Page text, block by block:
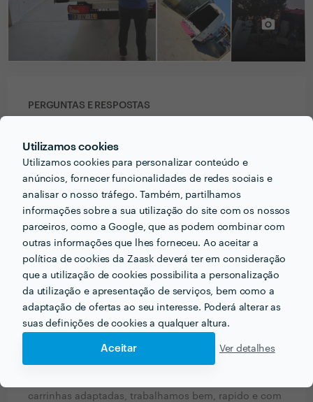
Utilizamos cookies
Utilizamos cookies para personalizar conteúdo e
anúncios, fornecer funcionalidades de redes sociais e
analisar o nosso tráfego. Também, partilhamos
informações sobre a sua utilização do site com os nossos
parceiros, como a Google, que as podem combinar com
outras informações que lhes forneceu. Ao aceitar a
política de cookies da Zaask deverá ter em consideração
que a utilização de cookies possibilita a personalização
da utilização e apresentação de serviços, bem como a
adaptação de ofertas ao seu interesse. Poderá alterar as
suas definições de cookies a qualquer altura.
Aceitar Ver detalhes
PERGUNTAS E RESPOSTAS
Em que informações deve um ou uma cliente pensar
acerca do projecto que quer realizar antes de falar
com profissionais?
Se for um mudança
Tem de indicar :
Local e andar da carga
Tipo da carga
Assim eu posso dar um orçamento adequado ao seu
serviço
carrinhas adaptadas, trabalhamos bem, rapido e com